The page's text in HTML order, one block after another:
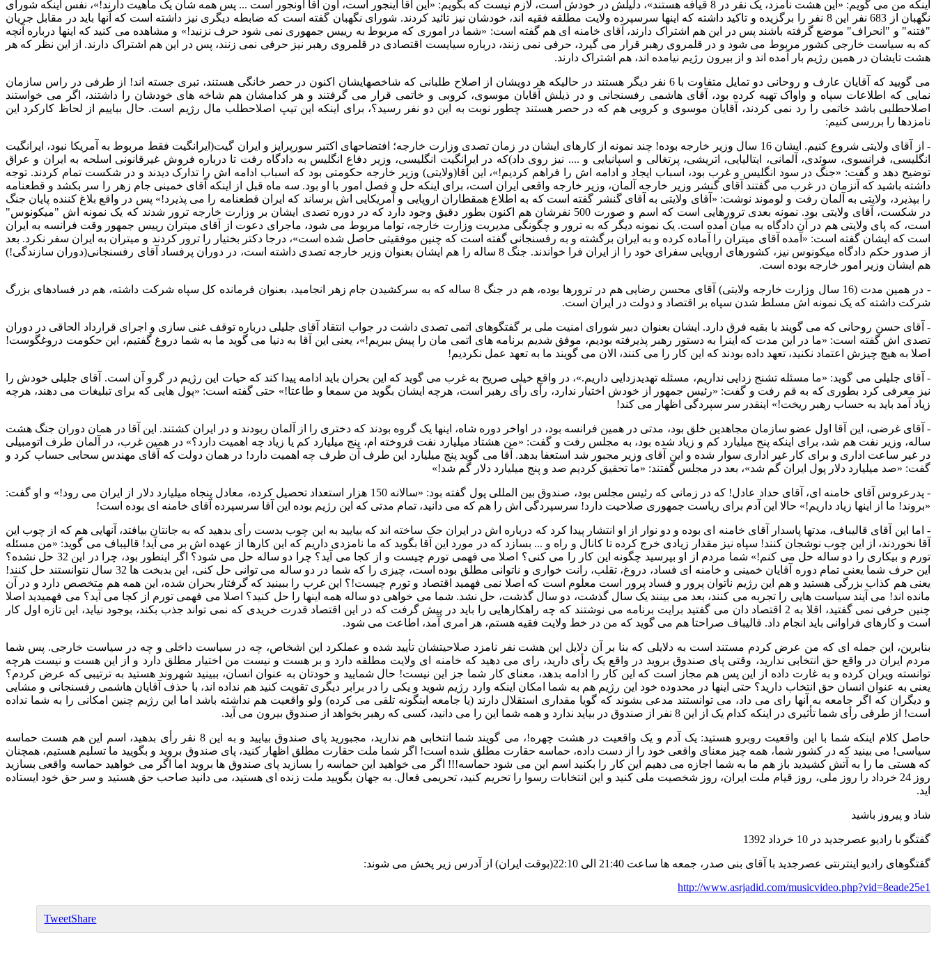
اینکه من می گویم: « این هشت نامزد، یک نفر در 8 قیافه هستند»، دلیلش در خودش است، لازم نیست که بگویم: « این آقا اینجور است، اون آقا اونجور است ... پس همه شان یک ماهیت دارند!»، نفس اینکه شورای
نگهبان از 683 نفر این8 نفر را برگزیده و تاکید داشته که اینها سرسپرده ولایت مطلقه فقیه اند، خودشان نیز تائید کردند. شورای نگهبان گفته است که ضابطه دیگری نیز داشته است که آنها باید در مقابل جریان
"فتنه" و " انحراف" موضع گرفته باشند پس در این هم اشتراک دارند، آقای خامنه ای هم گفته است: «شما در اموری که مربوط به رییس جمهوری نمی شود حرف نزنید!» و مشاهده می کنید که اینها درباره آنچه
که به سیاست خارجی کشور مربوط می شود و در قلمروی رهبر قرار می گیرد، حرفی نمی زنند، درباره سیایست اقتصادی در قلمروی رهبر نیز حرفی نمی زنند، پس در این هم اشتراک دارند. از این نظر که هر
هشت تایشان در همین رژیم بار آمده اند و از بیرون رژیم نیامده اند، هم اشتراک دارند.
می گویید که آقایان عارف و روحانی دو تمایل متفاوت با6 نفر دیگر هستند در حالیکه هر دویشان از اصلاح طلبانی که شاخصهایشان اکنون در حصر خانگی هستند، تبری جسته اند!
از طرفی در راس سازمان
نمایی که اطلاعات سپاه و واواک تهیه کرده بود، آقای هاشمی رفسنجانی و در ذیلش آقایان موسوی، کروبی و خاتمی قرار می گرفتند و هر کدامشان هم شاخه های خودشان را داشتند، اگر می خواستند
اصلاحطلبی باشد خاتمی را رد نمی کردند، آقایان موسوی و کروبی هم که در حصر هستند چطور نوبت به این دو نفر رسید؟، برای اینکه این تیپ اصلاحطلب مال رژیم است. حال بباییم از لحاظ کارکرد این
نامزدها را بررسی کنیم:
- از آقای ولایتی شروع کنیم. ایشان16 سال وزیر خارجه بوده! چند نمونه از کارهای ایشان در زمان تصدی وزارت خارجه؛ افتضاحهای اکتبر سورپرایز و ایران گیت(ایرانگیت فقط مربوط به آمریکا نبود، ایرانگیت
انگلیسی، فرانسوی، سوئدی، آلمانی، ایتالیایی، اتریشی، پرتغالی و اسپانیایی و .... نیز روی داد)که در ایرانگیت انگلیسی، وزیر دفاع انگلیس به دادگاه رفت تا درباره فروش غیرقانونی اسلحه به ایران و عراق
توضیح دهد و گفت: «جنگ در سود انگلیس و غرب بود، اسباب ایجاد و ادامه اش را فراهم کردیم!»، این آقا(ولایتی) وزیر خارجه حکومتی بود که اسباب ادامه اش را تدارک دیدند و در شکست تمام کردند. توجه
داشته باشید که آنزمان در غرب می گفتند آقای گنشر وزیر خارجه آلمان، وزیر خارجه واقعی ایران است، برای اینکه حل و فصل امور با او بود. سه ماه قبل از اینکه آقای خمینی جام زهر را سر بکشد و قطعنامه
را بپذیرد، ولایتی به آلمان رفت و لوموند نوشت: « آقای ولایتی به آقای گنشر گفته است که به اطلاع همقطاران اروپایی و آمریکایی اش برساند که ایران قطعنامه را می پذیرد!» پس در واقع بلاغ کننده پایان جنگ
در شکست، آقای ولایتی بود. نمونه بعدی ترورهایی است که اسم و صورت 500 نفرشان هم اکنون بطور دقیق وجود دارد که در دوره تصدی ایشان بر وزارت خارجه ترور شدند که یک نمونه اش "میکونوس"
است، که پای ولایتی هم در آن دادگاه به میان آمده است. یک نمونه دیگر که به ترور و چگونگی مدیریت وزارت خارجه، تواما مربوط می شود، ماجرای دعوت از آقای میتران رییس جمهور وقت فرانسه به ایران
است که ایشان گفته است: « آمده آقای میتران را آماده کرده و به ایران برگشته و به رفسنجانی گفته است که چنین موفقیتی حاصل شده است»، درجا دکتر بختیار را ترور کردند و میتران به ایران سفر نکرد. بعد
از صدور حکم دادگاه میکونوس نیز، کشورهای اروپایی سفرای خود را از ایران فرا خواندند. جنگ 8 ساله را هم ایشان بعنوان وزیر خارجه تصدی داشته است، در دوران پرفساد آقای رفسنجانی(دوران سازندگی!)
هم ایشان وزیر امور خارجه بوده است.
- در همین مدت(16 سال وزارت خارجه ولایتی) آقای محسن رضایی هم در ترورها بوده، هم در جنگ 8 ساله که به سرکشیدن جام زهر انجامید، بعنوان فرمانده کل سپاه شرکت داشته، هم در فسادهای بزرگ
شرکت داشته که یک نمونه اش مسلط شدن سپاه بر اقتصاد و دولت در ایران است.
- آقای حسن روحانی که می گویند با بقیه فرق دارد. ایشان بعنوان دبیر شورای امنیت ملی بر گفتگوهای اتمی تصدی داشت در جواب انتقاد آقای جلیلی درباره توقف غنی سازی و اجرای قرارداد الحاقی در دوران
تصدی اش گفته است: «ما در این مدت که اینرا به دستور رهبر پذیرفته بودیم، موفق شدیم برنامه های اتمی مان را پیش ببریم!»، یعنی این آقا به دنیا می گوید ما به شما دروغ گفتیم، این حکومت دروغگوست!
اصلا به هیچ چیزش اعتماد نکنید، تعهد داده بودند که این کار را می کنند، الان می گویند ما به تعهد عمل نکردیم!
- آقای جلیلی می گوید: «ما مسئله تشنج زدایی نداریم، مسئله تهدیدزدایی داریم.»، در واقع خیلی صریح به غرب می گوید که این بحران باید ادامه پیدا کند که حیات این رژیم در گرو آن است.
آقای جلیلی خودش را
نیز معرفی کرد بطوری که به قم رفت و گفت: «رئیس جمهور از خودش اختیار ندارد، رأی رأی رهبر است، هرچه ایشان بگوید من سمعا و طاعتا!» حتی گفته است: «پول هایی که برای تبلیغات می دهند، هرچه
زیاد آمد باید به حساب رهبر ریخت!» اینقدر سر سپردگی اظهار می کند!
- آقای غرضی، این آقا اول عضو سازمان مجاهدین خلق بود، مدتی در همین فرانسه بود، در اواخر دوره شاه، اینها یک گروه بودند که دختری را از آلمان ربودند و در ایران کشتند. این آقا در همان دوران جنگ هشت
ساله، وزیر نفت هم شد، برای اینکه پنج میلیارد کم و زیاد شده بود، به مجلس رفت و گفت: «من هشتاد میلیارد نفت فروخته ام، پنج میلیارد کم یا زیاد چه اهمیت دارد؟»در همین غرب، در آلمان طرف اتومبیلی
در غیر ساعت اداری و برای کار غیر اداری سوار شده و این آقای وزیر مجبور شد استعفا بدهد. آقا می گوید پنج میلیارد این طرف آن طرف چه اهمیت دارد! در همان دولت که آقای مهندس سحابی حساب کرد و
گفت: «صد میلیارد دلار پول ایران گم شد»، بعد در مجلس گفتند: «ما تحقیق کردیم صد و پنج میلیارد دلار گم شد!»
- پدرعروس آقای خامنه ای، آقای حداد عادل! که در زمانی که رئیس مجلس بود، صندوق بین المللی پول گفته بود: «سالانه150 هزار استعداد تحصیل کرده، معادل پنجاه میلیارد دلار از ایران می رود!» و او گفت:
«بروند! ما از اینها زیاد داریم!» حالا این آدم برای ریاست جمهوری صلاحیت دارد! سرسپردگی اش را هم که می دانید، تمام مدتی که این رژیم بوده این آقا سرسپرده آقای خامنه ای بوده است!
- اما این آقای قالیباف، مدتها پاسدار آقای خامنه ای بوده و دو نوار از او انتشار پیدا کرد که درباره اش در ایران جک ساخته اند که بیایید به این چوب بدست رأی بدهید که به جانتان بیافتد، آنهایی هم که از چوب این
آقا نخوردند، از این چوب نوشجان کنند! سپاه نیز مقدار زیادی خرج کرده تا کانال و راه و ... بسازد که در مورد این آقا بگوید که ما نامزدی داریم که این کارها از عهده اش بر می آید! قالیباف می گوید: «من مسئله
تورم و بیکاری را دو ساله حل می کنم!» شما مردم از او بپرسید چگونه این کار را می کنی؟ اصلا می فهمی تورم چیست و از کجا می آید؟ چرا دو ساله حل می شود؟ اگر اینطور بود، چرا در این 32 حل نشده؟
این حرف شما یعنی تمام دوره آقایان خمینی و خامنه ای فساد، دروغ، تقلب، رانت خواری و ناتوانی مطلق بوده است، چیزی را که شما در دو ساله می توانی حل کنی، این بدبخت ها 32 سال نتوانستند حل کنند!
یعنی هم کذاب بزرگی هستید و هم این رژیم ناتوان پرور و فساد پرور است معلوم است که اصلا نمی فهمید اقتصاد و تورم چیست!؟ این غرب را ببینید که گرفتار بحران شده، این همه هم متخصص دارد و در آن
مانده اند! می آیند سیاست هایی را تجربه می کنند، بعد می بینند یک سال گذشت، دو سال گذشت، حل نشد. شما می خواهی دو ساله همه اینها را حل کنید؟ اصلا می فهمی تورم از کجا می آید؟ می فهمیدید اصلا
چنین حرفی نمی گفتید، اقلا به 2
اقتصاد دان می گفتید برایت برنامه می نوشتند که چه راهکارهایی را باید در پیش گرفت که در این اقتصاد قدرت خریدی که نمی تواند جذب بکند، بوجود نیاید، این تازه اول کار
است و کارهای فراوانی باید انجام داد. قالیباف صراحتا هم می گوید که من در خط ولایت فقیه هستم، هر امری آمد، اطاعت می شود.
بنابرین، این جمله ای که من عرض کردم مستند است به دلایلی که بنا بر آن دلایل این هشت نفر نامزد صلاحیتشان تأیید شده و عملکرد این اشخاص، چه در سیاست داخلی و چه در سیاست خارجی. پس شما
مردم ایران در واقع حق انتخابی ندارید، وقتی پای صندوق بروید در واقع یک رأی دارید، رای می دهید که خامنه ای ولایت مطلقه دارد و بر هست و نیست من اختیار مطلق دارد و از این هست و نیست هرچه
توانسته ویران کرده و به غارت داده از این پس هم مجاز است که این کار را ادامه بدهد، معنای کار شما جز این نیست! حال شمایید و خودتان به عنوان انسان، ببینید شهروند هستید به ترتیبی که عرض کردم؟
یعنی به عنوان انسان حق انتخاب دارید؟ حتی اینها در محدوده خود این رژیم هم به شما امکان اینکه وارد رژیم شوید و یکی را در برابر دیگری تقویت کنید هم نداده اند، با حذف آقایان هاشمی رفسنجانی و مشایی
و دیگران که اگر جامعه به آنها رای می داد، می توانستند مدعی بشوند که گویا مقداری استقلال دارند(یا جامعه اینگونه تلقی می کرده) ولو واقعیت هم نداشته باشد اما این رژیم چنین امکانی را به شما نداده
است! از طرفی رأی شما تأثیری در اینکه کدام یک از این 8 نفر از صندوق در بیاید ندارد و همه شما این را می دانید، کسی که رهبر بخواهد از صندوق بیرون می آید.
حاصل کلام اینکه شما با این واقعیت روبرو هستید: یک آدم و یک واقعیت در هشت چهره!، می گویند شما انتخابی هم ندارید، مجبورید پای صندوق بیایید و به این8 نفر رأی بدهید، اسم این هم هست حماسه
سیاسی! می بینید که در کشور شما، همه چیز معنای واقعی خود را از دست داده، حماسه حقارت مطلق شده است! اگر شما ملت حقارت مطلق اظهار کنید، پای صندوق بروید و بگویید ما تسلیم هستیم، همچنان
که هستی ما را به آتش کشیدید باز هم ما به شما اجازه می دهیم این کار را بکنید اسم این می شود حماسه!!! اگر می خواهید این حماسه را بسازید پای صندوق ها بروید اما اگر می خواهید حماسه واقعی بسازید
روز24 خرداد را روز ملی، روز قیام ملت ایران، روز شخصیت ملی کنید و این انتخابات رسوا را تحریم کنید، تحریمی فعال. به جهان بگویید ملت زنده ای هستید، می دانید صاحب حق هستید و سر حق خود ایستاده
اید.
شاد و پیروز باشید
گفتگو با رادیو عصرجدید در 10 خرداد 1392
گفتگوهای رادیو اینترنتی عصرجدید با آقای بنی صدر، جمعه ها ساعت 21:40 الی 22:10( بوقت ایران) از آدرس زیر پخش می شوند:
http://www.asrjadid.com/musicvideo.php?vid=8eade25e1
TweetShare